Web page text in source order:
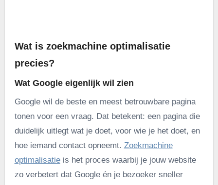
Wat is zoekmachine optimalisatie
precies?
Wat Google eigenlijk wil zien
Google wil de beste en meest betrouwbare pagina
tonen voor een vraag. Dat betekent: een pagina die
duidelijk uitlegt wat je doet, voor wie je het doet, en
hoe iemand contact opneemt. Zoekmachine
optimalisatieis het proces waarbij je jouw website
zo verbetert dat Google én je bezoeker sneller